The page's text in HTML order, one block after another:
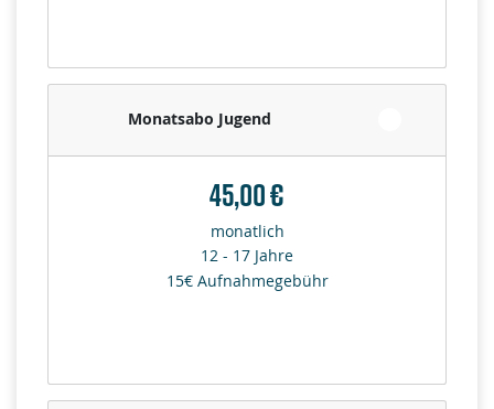
Monatsabo Jugend
45,00 €
monatlich
12 - 17 Jahre
15€ Aufnahmegebühr